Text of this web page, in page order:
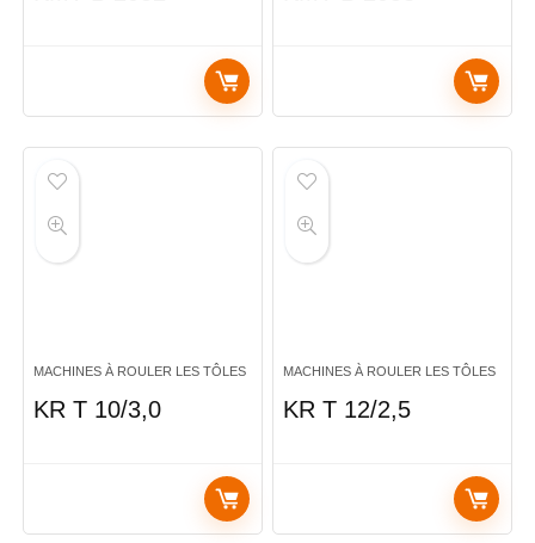
MACHINES À ROULER LES TÔLES
KR T 10/3,0
MACHINES À ROULER LES TÔLES
KR T 12/2,5